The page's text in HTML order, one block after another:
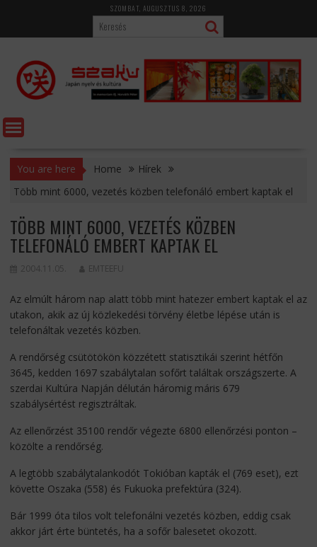
content
SZOMBAT, AUGUSZTUS 8, 2026
You are here Home
Hírek
Több mint 6000, vezetés közben telefonáló embert kaptak el
TÖBB MINT 6000, VEZETÉS KÖZBEN
TELEFONÁLÓ EMBERT KAPTAK EL
2004.11.05. EMTEEFU
Az elmúlt három nap alatt több mint hatezer embert kaptak el az
utakon, akik az új közlekedési törvény életbe lépése után is
telefonáltak vezetés közben.
A rendőrség csütötökön közzétett statisztikái szerint hétfőn
3645, kedden 1697 szabálytalan sofőrt találtak országszerte. A
szerdai Kultúra Napján délután háromig máris 679
szabálysértést regisztráltak.
Az ellenőrzést 35100 rendőr végezte 6800 ellenőrzési ponton –
közölte a rendőrség.
A legtöbb szabálytalankodót Tokióban kapták el (769 eset), ezt
követte Oszaka (558) és Fukuoka prefektúra (324).
Bár 1999 óta tilos volt telefonálni vezetés közben, eddig csak
akkor járt érte büntetés, ha a sofőr balesetet okozott.